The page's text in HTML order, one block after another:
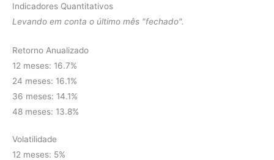
Indicadores Quantitativos
Levando em conta o último mês "fechado".
Retorno Anualizado
12 meses: 16.7%
24 meses: 16.1%
36 meses: 14.1%
48 meses: 13.8%
Volatilidade
12 meses: 5%